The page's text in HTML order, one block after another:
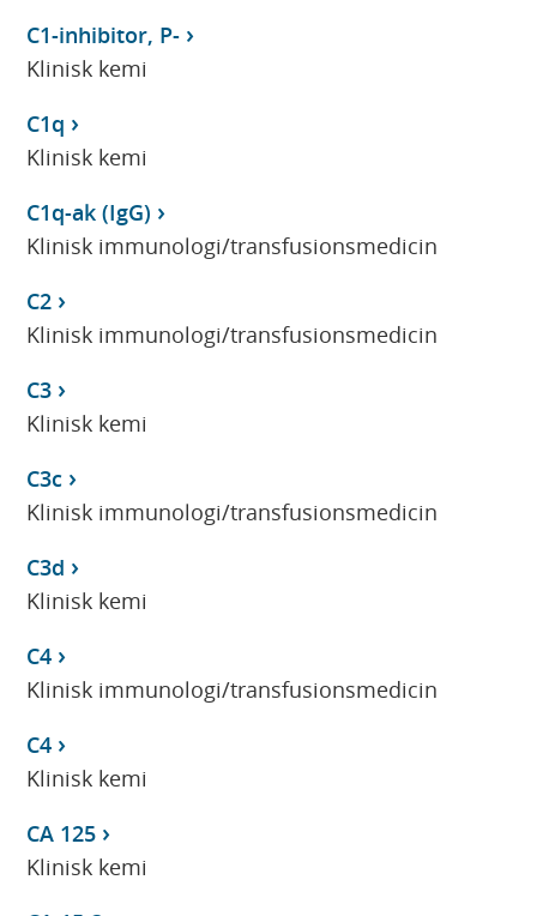
C1-inhibitor, P-
Klinisk kemi
C1q
Klinisk kemi
C1q-ak (IgG)
Klinisk immunologi/transfusionsmedicin
C2
Klinisk immunologi/transfusionsmedicin
C3
Klinisk kemi
C3c
Klinisk immunologi/transfusionsmedicin
C3d
Klinisk kemi
C4
Klinisk immunologi/transfusionsmedicin
C4
Klinisk kemi
CA 125
Klinisk kemi